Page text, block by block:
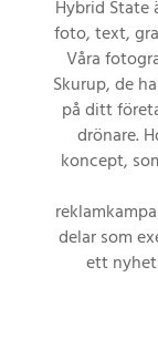
Hybrid State
foto, text,
Våra
Skurup, de
på ditt
drönare.
koncept,
delar som
ett